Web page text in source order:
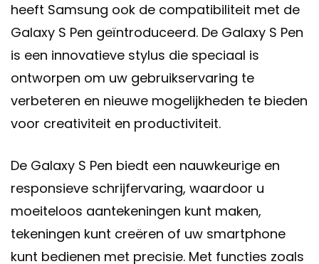
heeft Samsung ook de compatibiliteit met de
Galaxy S Pen geïntroduceerd. De Galaxy S Pen
is een innovatieve stylus die speciaal is
ontworpen om uw gebruikservaring te
verbeteren en nieuwe mogelijkheden te bieden
voor creativiteit en productiviteit.
De Galaxy S Pen biedt een nauwkeurige en
responsieve schrijfervaring, waardoor u
moeiteloos aantekeningen kunt maken,
tekeningen kunt creëren of uw smartphone
kunt bedienen met precisie. Met functies zoals